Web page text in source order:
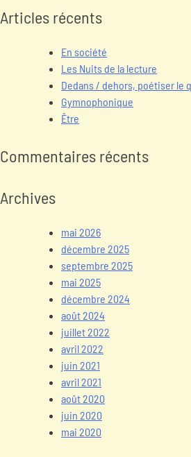
Articles récents
En société
Les Nuits de la lecture
Dedans / dehors, poétiser le
Gymnophonique
Être
Commentaires récents
Archives
mai 2026
décembre 2025
septembre 2025
mai 2025
décembre 2024
août 2024
juillet 2022
avril 2022
juin 2021
avril 2021
août 2020
juin 2020
mai 2020